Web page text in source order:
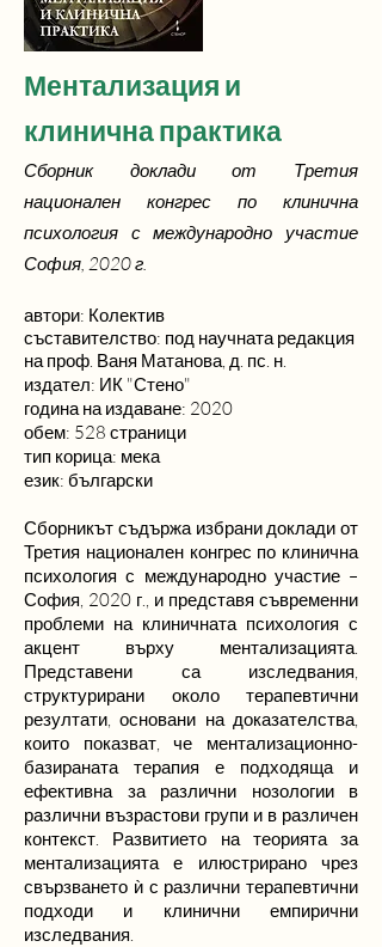
Ментализация и
клинична практика
Сборник доклади от Третия
национален конгрес по клинична
психология с международно участие
София, 2020 г.
автори: Колектив
съставителство: под научната редакция
на проф. Ваня Матанова, д. пс. н.
издател: ИК "Стено"
година на издаване: 2020
обем: 528 страници
тип корица: мека
език: български
Сборникът съдържа избрани доклади от
Третия национален конгрес по клинична
психология с международно участие –
София, 2020 г., и представя съвременни
проблеми на клиничната психология с
акцент върху ментализацията.
Представени са изследвания,
структурирани около терапевтични
резултати, основани на доказателства,
които показват, че ментализационно-
базираната терапия е подходяща и
ефективна за различни нозологии в
различни възрастови групи и в различен
контекст. Развитието на теорията за
ментализацията е илюстрирано чрез
свързването ѝ с различни терапевтични
подходи и клинични емпирични
изследвания.